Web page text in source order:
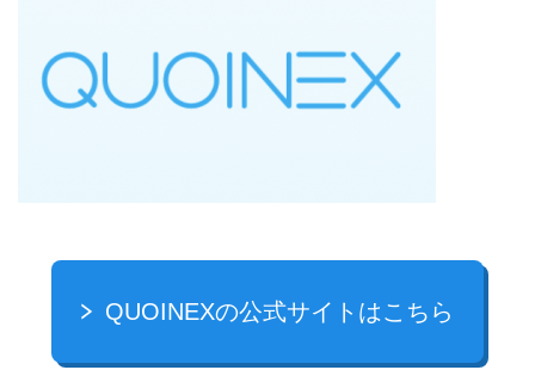
QUOINEXの公式サイトはこちら